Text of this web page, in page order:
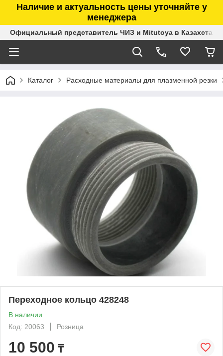
Наличие и актуальность цены уточняйте у
менеджера
Официальный представитель ЧИЗ и Mitutoya в Казахстане
Каталог Расходные материалы для плазменной резки
Переходное кольцо 428248
В наличии
Код: 20063
Розница
10 500 ₸